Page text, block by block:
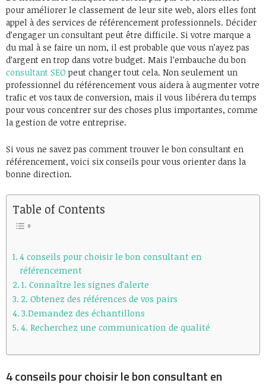
pour améliorer le classement de leur site web, alors elles font
appel à des services de référencement professionnels. Décider
d’engager un consultant peut être difficile. Si votre marque a
du mal à se faire un nom, il est probable que vous n’ayez pas
d’argent en trop dans votre budget. Mais l’embauche du bon
consultant SEO peut changer tout cela. Non seulement un
professionnel du référencement vous aidera à augmenter votre
trafic et vos taux de conversion, mais il vous libérera du temps
pour vous concentrer sur des choses plus importantes, comme
la gestion de votre entreprise.
Si vous ne savez pas comment trouver le bon consultant en
référencement, voici six conseils pour vous orienter dans la
bonne direction.
Table of Contents
4 conseils pour choisir le bon consultant en
référencement
1. Connaître les signes d’alerte
2. Obtenez des références de vos pairs
3.Demandez des échantillons
4. Recherchez une communication de qualité
4 conseils pour choisir le bon consultant en